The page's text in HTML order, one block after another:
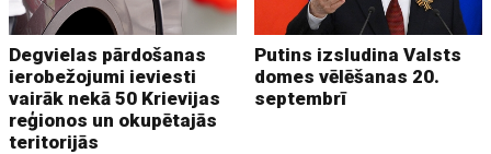
Degvielas pārdošanas
ierobežojumi ieviesti
vairāk nekā 50 Krievijas
reģionos un okupētajās
teritorijās
Putins izsludina Valsts
domes vēlēšanas 20.
septembrī